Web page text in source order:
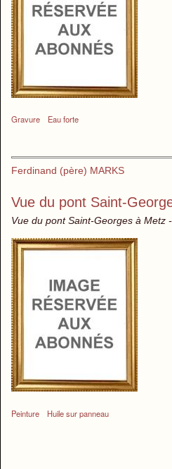
Gravure Eau forte
Ferdinand (père) MARKS
Vue du pont Saint-
Vue du pont Saint-Georges à Metz
Peinture Huile sur panneau